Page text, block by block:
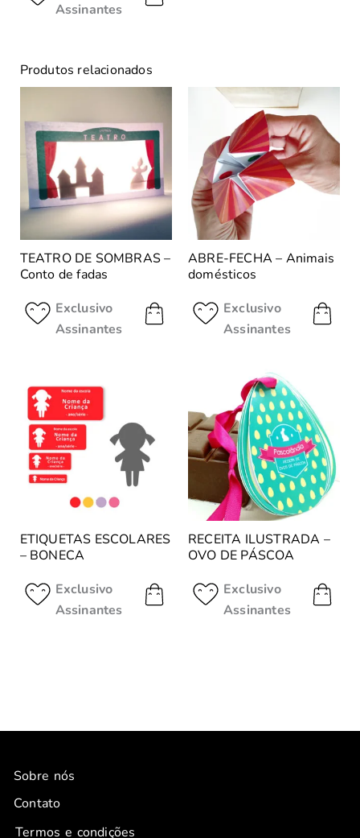
Assinantes
Produtos relacionados
TEATRO DE SOMBRAS –
Conto de fadas
Exclusivo
Assinantes
ABRE-FECHA – Animais
domésticos
Exclusivo
Assinantes
ETIQUETAS ESCOLARES
– BONECA
Exclusivo
Assinantes
RECEITA ILUSTRADA –
OVO DE PÁSCOA
Exclusivo
Assinantes
Sobre nós
Contato
Termos e condições